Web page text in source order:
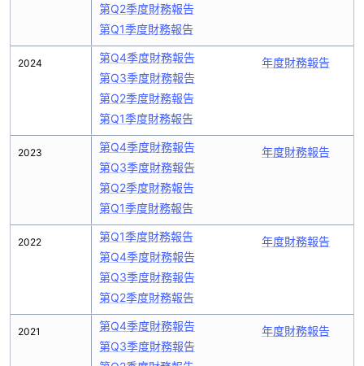
2024
2023
2022
2021
第Q2季度財務報告
第Q1季度財務報告
第Q4季度財務報告
第Q3季度財務報告
第Q2季度財務報告
第Q1季度財務報告
年度財務報告
第Q4季度財務報告
第Q3季度財務報告
第Q2季度財務報告
第Q1季度財務報告
年度財務報告
第Q1季度財務報告
第Q4季度財務報告
第Q3季度財務報告
第Q2季度財務報告
年度財務報告
第Q4季度財務報告
第Q3季度財務報告
年度財務報告